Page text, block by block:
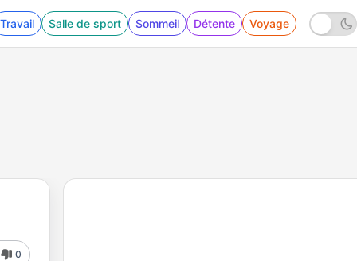
Travail Salle de sport Sommeil Détente Voyage
0